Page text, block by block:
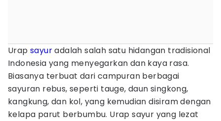
Urap sayuradalah salah satu hidangan tradisional
Indonesia yang menyegarkan dan kaya rasa.
Biasanya terbuat dari campuran berbagai
sayuran rebus, seperti tauge, daun singkong,
kangkung, dan kol, yang kemudian disiram dengan
kelapa parut berbumbu. Urap sayur yang lezat